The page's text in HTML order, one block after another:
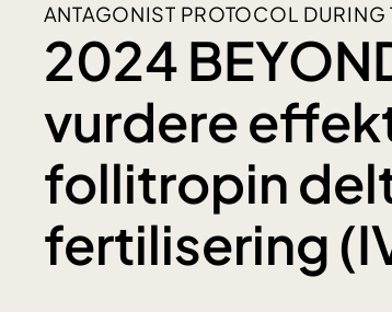
ANTAGONIST PROTOCOL
2024
vurdere
follitropin
fertilisering